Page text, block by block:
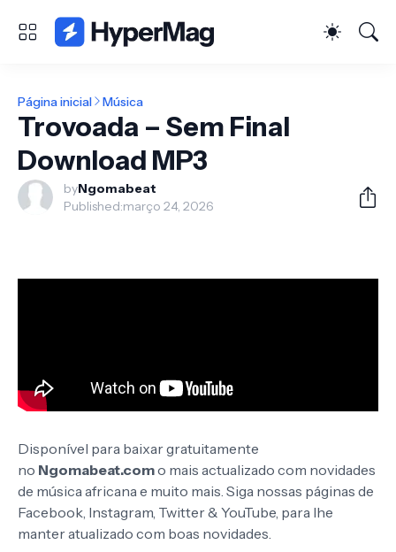
Página inicial Música
Trovoada – Sem Final
Download MP3
byNgomabeat
Published:março 24, 2026
Disponível para baixar gratuitamente
no Ngomabeat.como mais actualizado com novidades
de música africana e muito mais. Siga nossas páginas de
Facebook, Instagram, Twitter & YouTube, para lhe
manter atualizado com boas novidades.